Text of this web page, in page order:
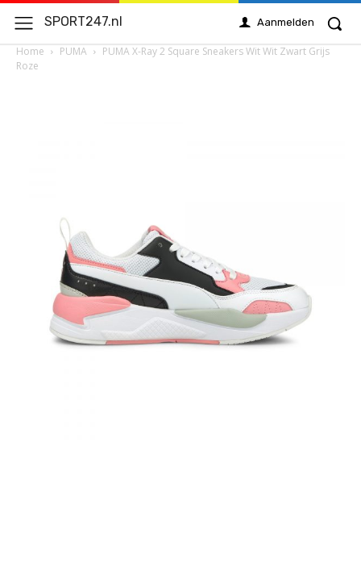
SPORT247.nl Aanmelden
Home PUMA
PUMA X-Ray 2 Square Sneakers Wit Wit Zwart Grijs
Roze